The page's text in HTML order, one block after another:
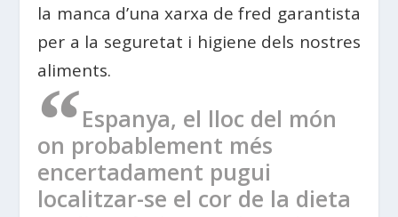
la manca d’una xarxa de fred garantista
per a la seguretat i higiene dels nostres
aliments.
“Espanya, el lloc del món
on probablement més
encertadament pugui
localitzar-se el cor de la dieta